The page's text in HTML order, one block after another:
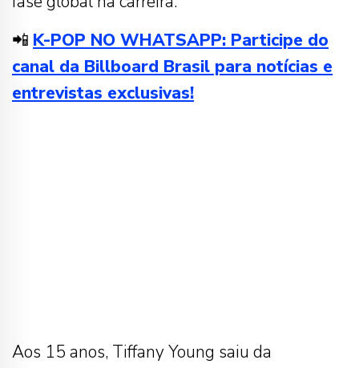
📲 K-POP NO WHATSAPP: Participe do
canal da Billboard Brasil para notícias e
entrevistas exclusivas!
Aos 15 anos, Tiffany Young saiu da